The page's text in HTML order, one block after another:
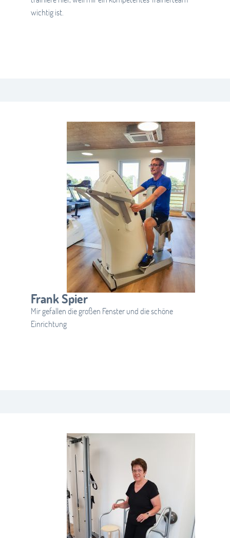
wichtig ist.
Frank Spier
Mir gefallen die großen Fenster und die schöne
Einrichtung